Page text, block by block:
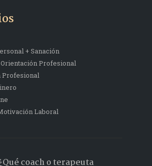
+ Sanación
Profesional
Profesional
Laboral
coach o terapeuta